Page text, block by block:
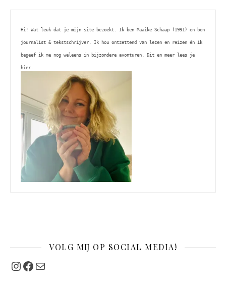
Hi! Wat leuk dat je mijn site bezoekt. Ik ben Maaike Schaap (1991) en ben
journalist & tekstschrijver. Ik hou ontzettend van lezen en reizen én ik
begeef ik me nog weleens in bijzondere avonturen. Dit en meer lees je
hier.
VOLG MIJ OP SOCIAL MEDIA!
Instagram
Facebook
Mail